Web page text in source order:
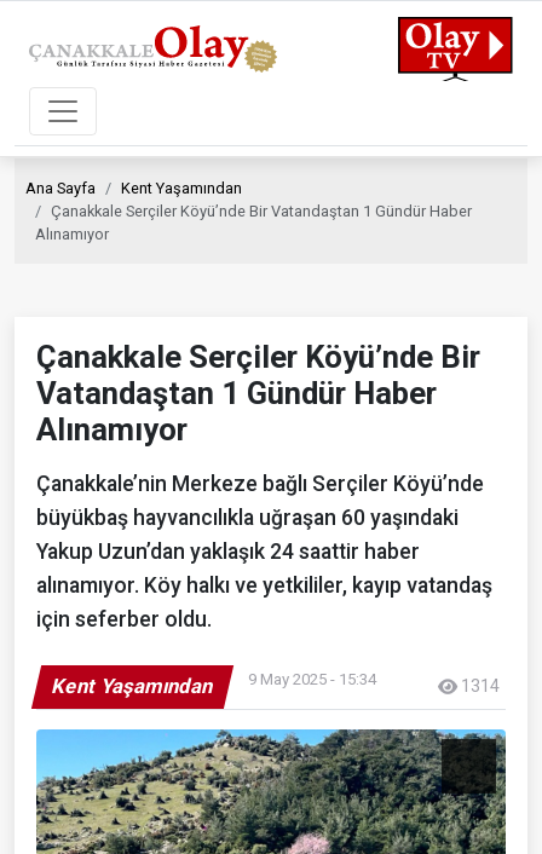
Ana Sayfa
Kent Yaşamından
Çanakkale Serçiler Köyü’nde Bir Vatandaştan 1 Gündür Haber
Alınamıyor
Çanakkale Serçiler Köyü’nde Bir
Vatandaştan 1 Gündür Haber
Alınamıyor
Çanakkale’nin Merkeze bağlı Serçiler Köyü’nde
büyükbaş hayvancılıkla uğraşan 60 yaşındaki
Yakup Uzun’dan yaklaşık 24 saattir haber
alınamıyor. Köy halkı ve yetkililer, kayıp vatandaş
için seferber oldu.
Kent Yaşamından 9 May 2025 - 15:34 1314